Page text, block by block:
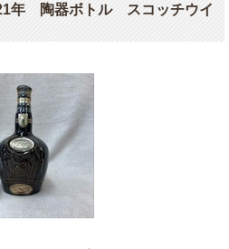
年 陶器ボトル スコッチウイ